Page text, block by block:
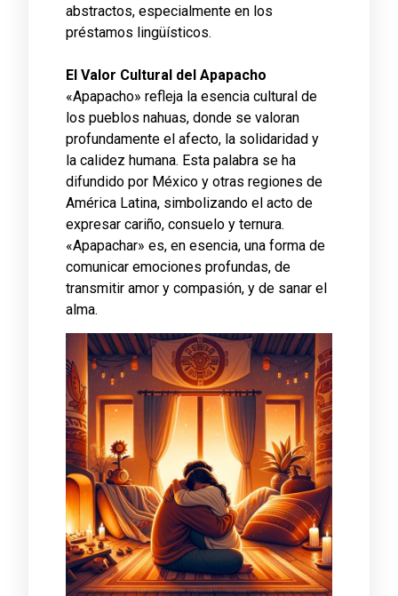
abstractos, especialmente en los
préstamos lingüísticos.
El Valor Cultural del Apapacho
«Apapacho» refleja la esencia cultural de
los pueblos nahuas, donde se valoran
profundamente el afecto, la solidaridad y
la calidez humana. Esta palabra se ha
difundido por México y otras regiones de
América Latina, simbolizando el acto de
expresar cariño, consuelo y ternura.
«Apapachar» es, en esencia, una forma de
comunicar emociones profundas, de
transmitir amor y compasión, y de sanar el
alma.